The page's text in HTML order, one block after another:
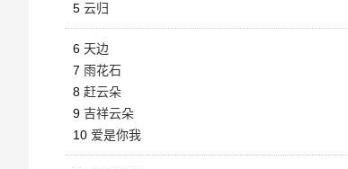
5 云归
6 天边
7 雨花石
8 赶云朵
9 吉祥云朵
10 爱是你我